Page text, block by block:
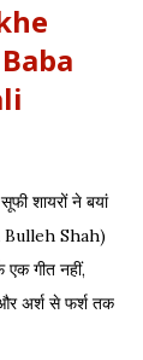
शायरों ने बयां
Bulleh Shah)
गीत नहीं,
अर्श से फर्श तक